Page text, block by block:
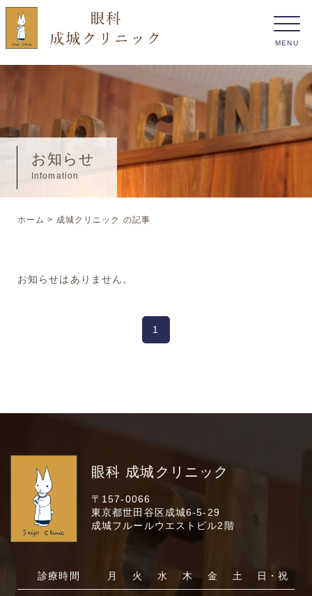
お知らせ
Infomation
ホーム > 成城クリニック の記事
お知らせはありません。
1
眼科 成城クリニック
〒157-0066
東京都世田谷区成城6-5-29
成城フルールウエストビル2階
診療時間 月 火 水 木 金 土 日・祝